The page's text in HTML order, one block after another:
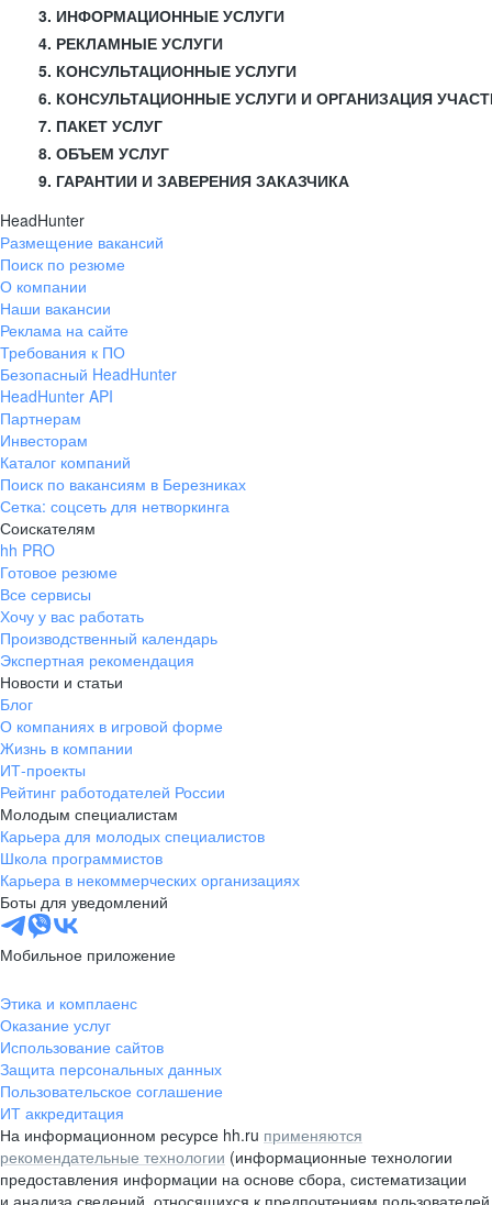
3. ИНФОРМАЦИОННЫЕ УСЛУГИ
4. РЕКЛАМНЫЕ УСЛУГИ
5. КОНСУЛЬТАЦИОННЫЕ УСЛУГИ
6. КОНСУЛЬТАЦИОННЫЕ УСЛУГИ И ОРГАНИЗАЦИЯ
7. ПАКЕТ УСЛУГ
8. ОБЪЕМ УСЛУГ
9. ГАРАНТИИ И ЗАВЕРЕНИЯ ЗАКАЗЧИКА
HeadHunter
Размещение вакансий
Поиск по резюме
О компании
Наши вакансии
Реклама на сайте
Требования к ПО
Безопасный HeadHunter
HeadHunter API
Партнерам
Инвесторам
Каталог компаний
Поиск по вакансиям в Березниках
Сетка: соцсеть для нетворкинга
Соискателям
hh PRO
Готовое резюме
Все сервисы
Хочу у вас работать
Производственный календарь
Экспертная рекомендация
Новости и статьи
Блог
О компаниях в игровой форме
Жизнь в компании
ИТ-проекты
Рейтинг работодателей России
Молодым специалистам
Карьера для молодых специалистов
Школа программистов
Карьера в некоммерческих организациях
Боты для уведомлений
Мобильное приложение
Этика и комплаенс
Оказание услуг
Использование сайтов
Защита персональных данных
Пользовательское соглашение
ИТ аккредитация
На информационном ресурсе hh.ru применяются
рекомендательные технологии (информационные технологии
предоставления информации на основе сбора, систематизации
и анализа сведений, относящихся к предпочтениям пользователей